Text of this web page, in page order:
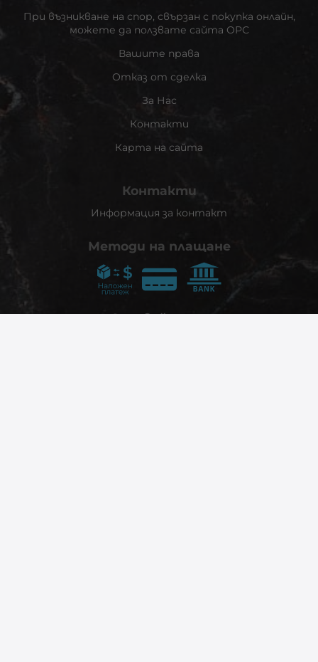
При възникване на спор, свързан с покупка онлайн,
можете да ползвате сайта ОРС
Вашите права
Отказ от сделка
За Нас
Контакти
Карта на сайта
Контакти
Информация за контакт
Методи на плащане
Следвайте ни